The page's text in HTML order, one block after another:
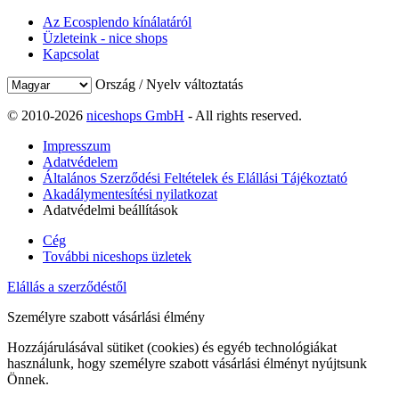
Az Ecosplendo kínálatáról
Üzleteink - nice shops
Kapcsolat
Ország / Nyelv változtatás
© 2010-2026 niceshops GmbH - All rights reserved.
Impresszum
Adatvédelem
Általános Szerződési Feltételek és Elállási Tájékoztató
Akadálymentesítési nyilatkozat
Adatvédelmi beállítások
Cég
További niceshops üzletek
Elállás a szerződéstől
Személyre szabott vásárlási élmény
Hozzájárulásával sütiket (cookies) és egyéb technológiákat
használunk, hogy személyre szabott vásárlási élményt nyújtsunk
Önnek.